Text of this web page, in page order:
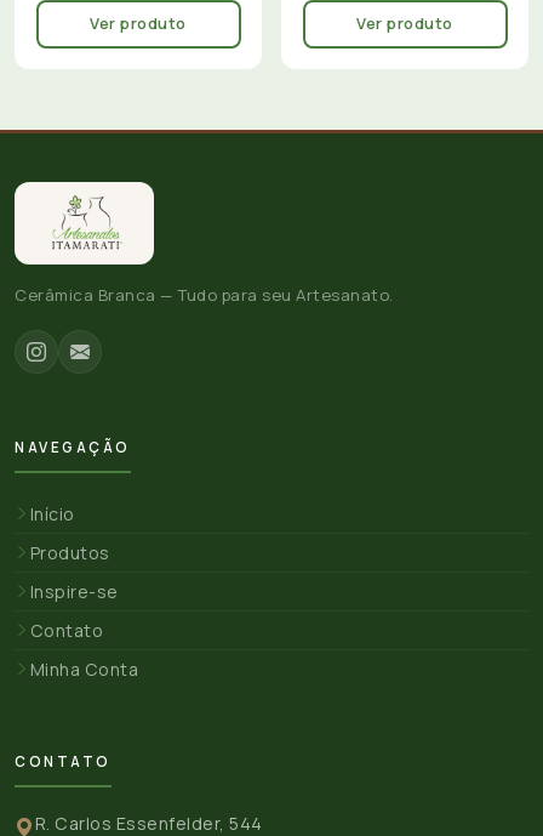
Ver produto Ver produto
Cerâmica Branca — Tudo para seu Artesanato.
NAVEGAÇÃO
Início
Produtos
Inspire-se
Contato
Minha Conta
CONTATO
R. Carlos Essenfelder, 544